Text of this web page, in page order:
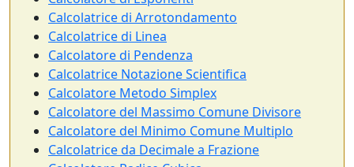
Calcolatrice di Arrotondamento
Calcolatrice di Linea
Calcolatore di Pendenza
Calcolatrice Notazione Scientifica
Calcolatore Metodo Simplex
Calcolatore del Massimo Comune Divisore
Calcolatore del Minimo Comune Multiplo
Calcolatrice da Decimale a Frazione